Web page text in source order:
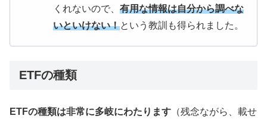
くれないので、 有用な情報は自分から調べな
いといけない！という教訓も得られました。
ETFの種類
ETFの種類は非常に多岐にわたります （残念ながら、載せ